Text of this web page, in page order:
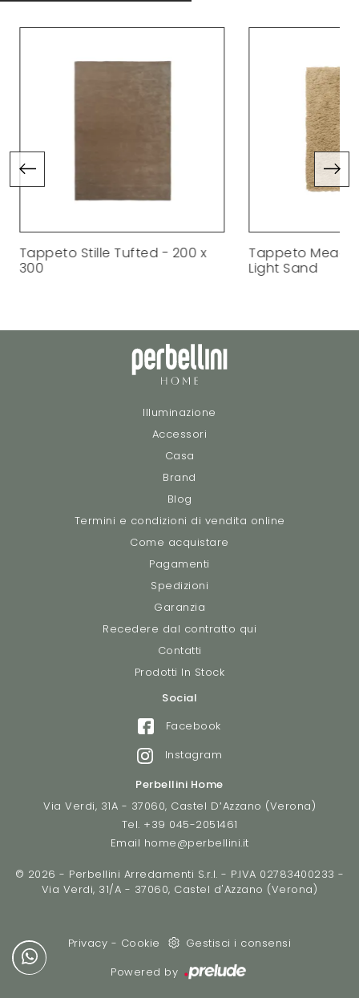
Tappeto Stille Tufted - 200 x
300
Tappeto
Light Sand
Illuminazione
Accessori
Casa
Brand
Blog
Termini e condizioni di vendita online
Come acquistare
Pagamenti
Spedizioni
Garanzia
Recedere dal contratto qui
Contatti
Prodotti In Stock
Social
Facebook
Instagram
Perbellini Home
Via Verdi, 31A - 37060, Castel D’Azzano (Verona)
Tel. +39 045-2051461
Email home@perbellini.it
© 2026 - Perbellini Arredamenti S.r.l. - P.IVA 02783400233 -
Via Verdi, 31/A - 37060, Castel d'Azzano (Verona)
Privacy - Cookie
Gestisci i consensi
Powered by